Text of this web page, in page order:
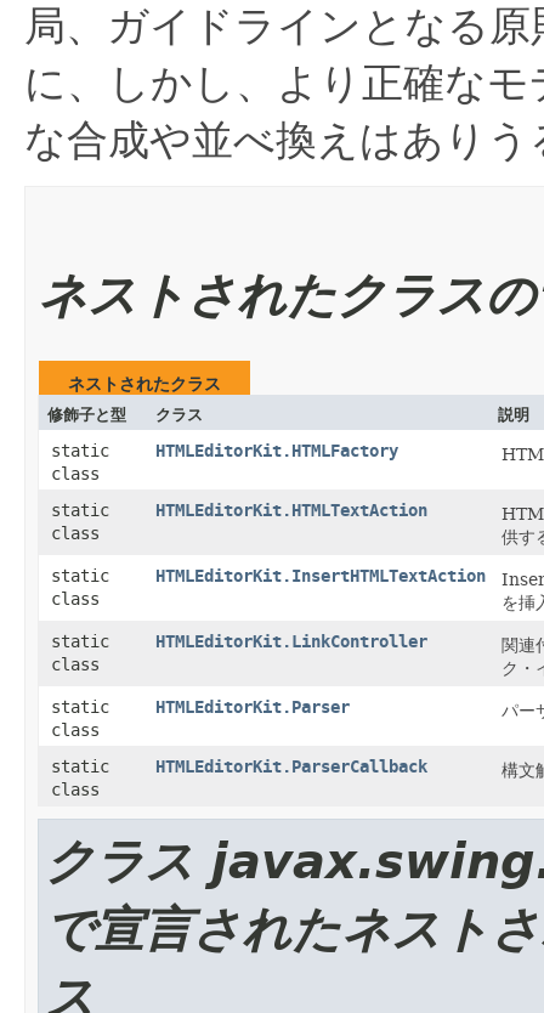
局、ガイドラインとなる
に、しかし、より正確な
な合成や並べ換えはあり
ネストされたクラス
ネストされたクラス
修飾子と型 クラス 説明
static
class
HTMLEditorKit.HTMLFactory
static
class
HTMLEditorKit.HTMLTextAction
供す
static
class
HTMLEditorKit.InsertHTMLTextAction
を挿
static
class
HTMLEditorKit.LinkController
関連
ク・
static
class
HTMLEditorKit.Parser パー
static
class
HTMLEditorKit.ParserCallback 構文
クラス
で宣言されたネスト
ス